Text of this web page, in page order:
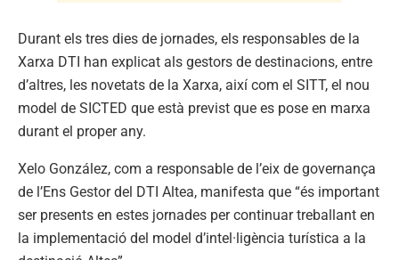
Durant els tres dies de jornades, els responsables de la
Xarxa DTI han explicat als gestors de destinacions, entre
d’altres, les novetats de la Xarxa, així com el SITT, el nou
model de SICTED que està previst que es pose en marxa
durant el proper any.
Xelo González, com a responsable de l’eix de governança
de l’Ens Gestor del DTI Altea, manifesta que “és important
ser presents en estes jornades per continuar treballant en
la implementació del model d’intel·ligència turística a la